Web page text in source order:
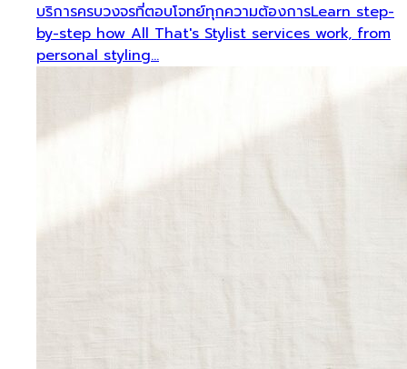
บริการครบวงจรที่ตอบโจทย์ทุกความต้องการLearn step-
by-step how All That's Stylist services work, from
personal styling…